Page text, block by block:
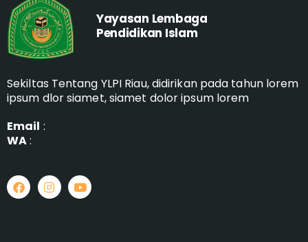
Yayasan Lembaga
Pendidikan Islam
Sekiltas Tentang YLPI Riau, didirikan pada tahun lorem
ipsum dlor siamet, siamet dolor ipsum lorem
Email :
WA: